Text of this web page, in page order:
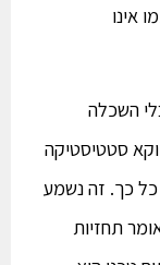
השכלה
סטטיסטיקה
כך. זה נשמע
תחזיות